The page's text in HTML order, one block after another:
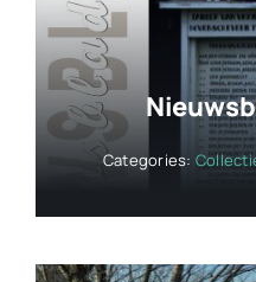
Categories: